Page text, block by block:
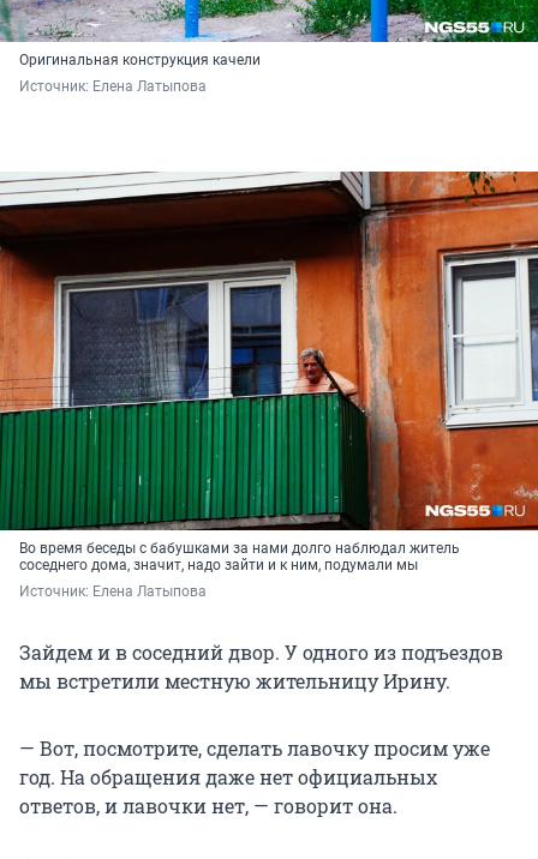
Оригинальная конструкция качели
Источник: Елена Латыпова
Во время беседы с бабушками за нами долго наблюдал житель
соседнего дома, значит, надо зайти и к ним, подумали мы
Источник: Елена Латыпова
Зайдем и в соседний двор. У одного из подъездов
мы встретили местную жительницу Ирину.
— Вот, посмотрите, сделать лавочку просим уже
год. На обращения даже нет официальных
ответов, и лавочки нет, — говорит она.